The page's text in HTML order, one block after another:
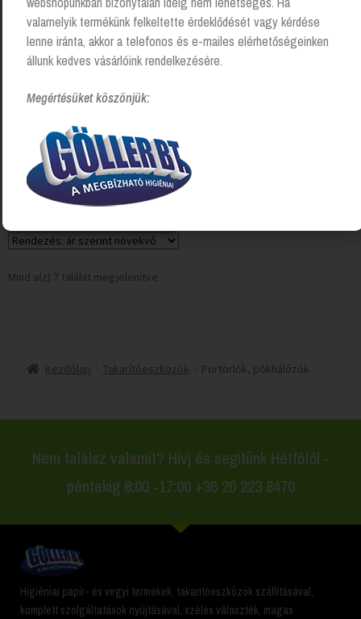
Pókhálózó
Mind a(z) 7 találat megjelenítve
Kezdőlap Takarítóeszközök Portörlők, pókhálózók
Nem találsz valamit? Hívj és segítünk Hétfőtől -
péntekig 8:00 -17:00 +36 20 223 8470
Higiéniai papír- és vegyi termékek, takarítóeszközök szállításával,
komplett szolgáltatások nyújtásával, széles választék, magas
valamelyik termékünk felkeltette érdeklődését vagy kérdése
lenne iránta, akkor a telefonos és e-mailes elérhetőségeinken
állunk kedves vásárlóink rendelkezésére.
Megértésüket köszönjük: